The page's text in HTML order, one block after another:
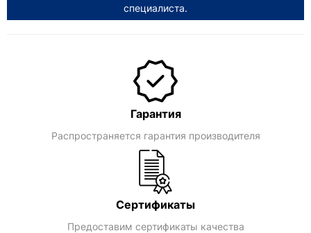
специалиста.
Гарантия
Распространяется гарантия производителя
Сертификаты
Предоставим сертификаты качества